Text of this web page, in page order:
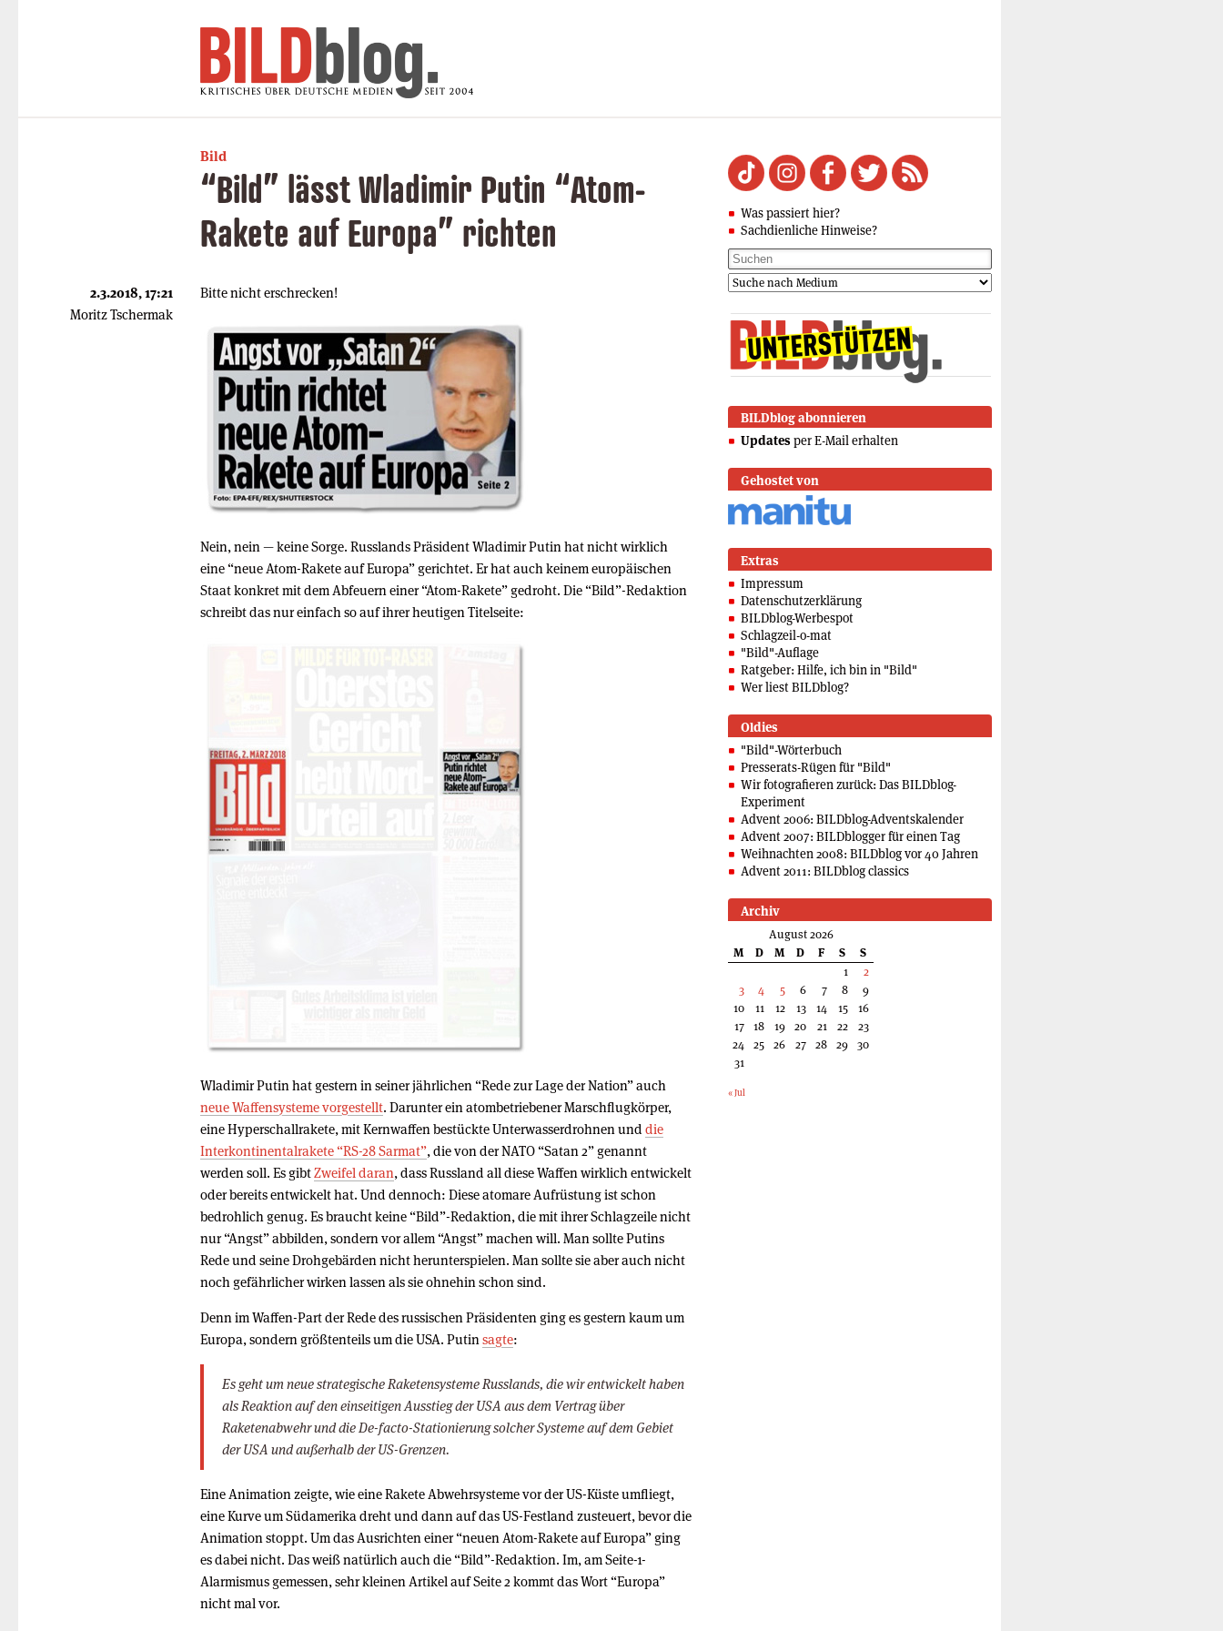
Bild
“Bild” lässt Wladimir Putin “Atom-
Rakete auf Europa” richten
Bitte nicht erschrecken!
Nein, nein — keine Sorge. Russlands Präsident Wladimir Putin hat nicht wirklich
eine “neue Atom-Rakete auf Europa” gerichtet. Er hat auch keinem europäischen
Staat konkret mit dem Abfeuern einer “Atom-Rakete” gedroht. Die “Bild”-Redaktion
schreibt das nur einfach so auf ihrer heutigen Titelseite:
Wladimir Putin hat gestern in seiner jährlichen “Rede zur Lage der Nation” auch
neue Waffensysteme vorgestellt. Darunter ein atombetriebener Marschflugkörper,
eine Hyperschallrakete, mit Kernwaffen bestückte Unterwasserdrohnen und die
Interkontinentalrakete “RS-28 Sarmat”, die von der NATO “Satan 2” genannt
werden soll. Es gibtZweifel daran, dass Russland all diese Waffen wirklich entwickelt
oder bereits entwickelt hat. Und dennoch: Diese atomare Aufrüstung ist schon
bedrohlich genug. Es braucht keine “Bild”-Redaktion, die mit ihrer Schlagzeile nicht
nur “Angst” abbilden, sondern vor allem “Angst” machen will. Man sollte Putins
Rede und seine Drohgebärden nicht herunterspielen. Man sollte sie aber auch nicht
noch gefährlicher wirken lassen als sie ohnehin schon sind.
Denn im Waffen-Part der Rede des russischen Präsidenten ging es gestern kaum um
Europa, sondern größtenteils um die USA. Putin sagte:
Es geht um neue strategische Raketensysteme Russlands, die wir entwickelt haben
als Reaktion auf den einseitigen Ausstieg der USA aus dem Vertrag über
Raketenabwehr und die De-facto-Stationierung solcher Systeme auf dem Gebiet
der USA und außerhalb der US-Grenzen.
Eine Animation zeigte, wie eine Rakete Abwehrsysteme vor der US-Küste umfliegt,
eine Kurve um Südamerika dreht und dann auf das US-Festland zusteuert, bevor die
Animation stoppt. Um das Ausrichten einer “neuen Atom-Rakete auf Europa” ging
es dabei nicht. Das weiß natürlich auch die “Bild”-Redaktion. Im, am Seite-1-
Alarmismus gemessen, sehr kleinen Artikel auf Seite 2 kommt das Wort “Europa”
nicht mal vor.
2.3.2018, 17:21
Moritz Tschermak
Was passiert hier?
Sachdienliche Hinweise?
BILDblog abonnieren
Updates per E-Mail erhalten
Gehostet von
Extras
Impressum
Datenschutzerklärung
BILDblog-Werbespot
Schlagzeil-o-mat
"Bild"-Auflage
Ratgeber: Hilfe, ich bin in "Bild"
Wer liest BILDblog?
Oldies
"Bild"-Wörterbuch
Presserats-Rügen für "Bild"
Wir fotografieren zurück: Das BILDblog-
Experiment
Advent 2006: BILDblog-Adventskalender
Advent 2007: BILDblogger für einen Tag
Weihnachten 2008: BILDblog vor 40 Jahren
Advent 2011: BILDblog classics
Archiv
August 2026
M
D M D F S
S
1
2
3
4 5 6 7 8
9
10
11 12 13 14 15
16
17 18 19 20 21 22
23
24 25 26 27 28 29 30
31
« Jul